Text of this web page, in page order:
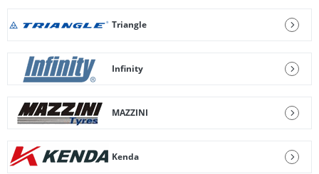
Triangle
Infinity
MAZZINI
Kenda